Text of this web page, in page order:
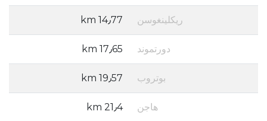
ريكلينغوسن 14٫77 km
دورتموند 17٫65 km
بوتروب 19٫57 km
هاجن 21٫4 km